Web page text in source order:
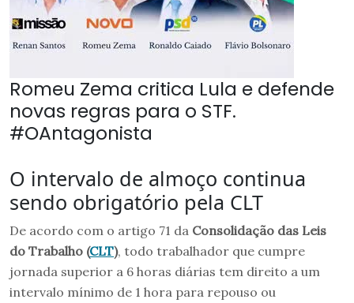
Romeu Zema critica Lula e defende
novas regras para o STF.
#OAntagonista
O intervalo de almoço continua
sendo obrigatório pela CLT
De acordo com o artigo 71 da Consolidação das Leis
do Trabalho (CLT), todo trabalhador que cumpre
jornada superior a 6 horas diárias tem direito a um
intervalo mínimo de 1 hora para repouso ou